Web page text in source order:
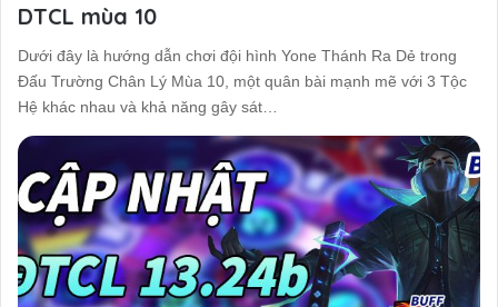
DTCL mùa 10
Dưới đây là hướng dẫn chơi đội hình Yone Thánh Ra Dẻ trong
Đấu Trường Chân Lý Mùa 10, một quân bài mạnh mẽ với 3 Tộc
Hệ khác nhau và khả năng gây sát…